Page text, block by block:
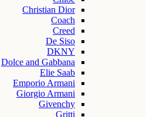
Christian Dior
Coach
Creed
De Siso
DKNY
Dolce and Gabbana
Elie Saab
Emporio Armani
Giorgio Armani
Givenchy
Gritti